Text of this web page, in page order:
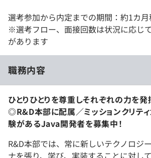
選考参加から内定までの期間：約1カ月
※選考フロー、面接回数は状況に応じ
があります
職務内容
ひとりひとりを尊重しそれぞれの力を
◎R&D本部に配属／ミッションクリテ
験があるJava開発者を募集中！
R&D本部では、常に新しいテクノロジ
ナを張り、学び、実装することに対し